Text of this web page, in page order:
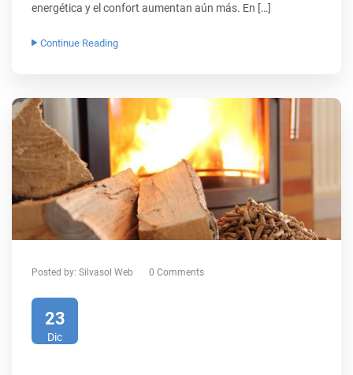
energética y el confort aumentan aún más. En […]
Continue Reading
Posted by: Silvasol Web 0 Comments
23
Dic